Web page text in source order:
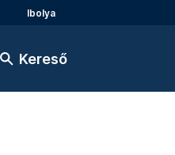
Ibolya
Kereső